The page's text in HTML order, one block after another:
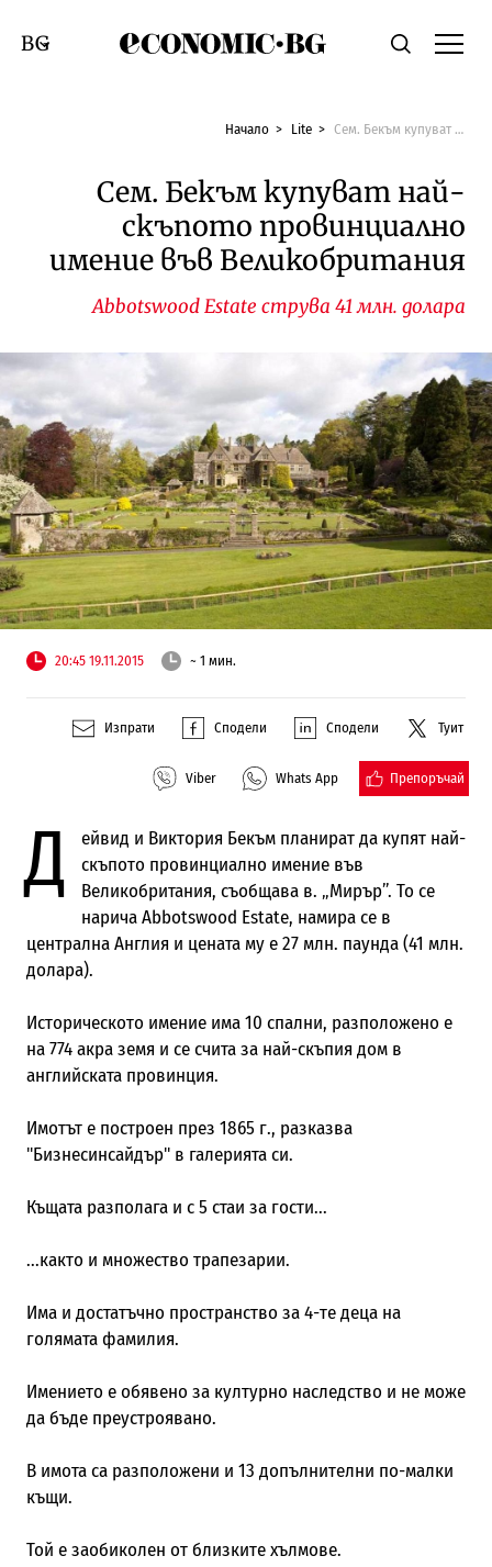
Economic.bgТърсене
Смяна на език
Начало Lite Сем. Бекъм купуват най-скъпото провинциално имение във Великобритания
Сем. Бекъм купуват най-
скъпото провинциално
имение във Великобритания
Abbotswood Estate струва 41 млн. долара
20:45 19.11.2015 ~ 1 мин.
Изпрати Сподели Сподели Туит
Viber Whats App Препоръчай
Д
ейвид и Виктория Бекъм планират да купят най-
скъпото провинциално имение във
Великобритания, съобщава в. „Мирър”. То се
нарича Abbotswood Estate, намира се в
централна Англия и цената му е 27 млн. паунда (41 млн.
долара).
Историческото имение има 10 спални, разположено е
на 774 акра земя и се счита за най-скъпия дом в
английската провинция.
Имотът е построен през 1865 г., разказва
"Бизнесинсайдър" в галерията си.
Къщата разполага и с 5 стаи за гости...
...както и множество трапезарии.
Има и достатъчно пространство за 4-те деца на
голямата фамилия.
Имението е обявено за културно наследство и не може
да бъде преустроявано.
В имота са разположени и 13 допълнителни по-малки
къщи.
Той е заобиколен от близките хълмове.